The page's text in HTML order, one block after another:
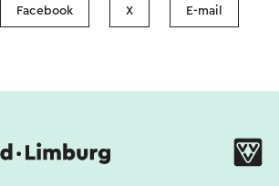
Facebook X E-mail